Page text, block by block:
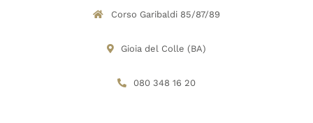
Corso Garibaldi 85/87/89
Gioia del Colle (BA)
080 348 16 20